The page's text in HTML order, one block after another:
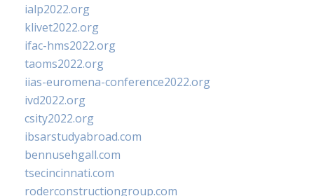
ialp2022.org
klivet2022.org
ifac-hms2022.org
taoms2022.org
iias-euromena-conference2022.org
ivd2022.org
csity2022.org
ibsarstudyabroad.com
bennusehgall.com
tsecincinnati.com
roderconstructiongroup.com